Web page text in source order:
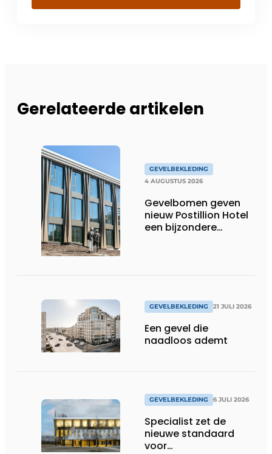
Gerelateerde artikelen
GEVELBEKLEDING
4 AUGUSTUS 2026
Gevelbomen geven
nieuw Postillion Hotel
een bijzondere
GEVELBEKLEDING 21 JULI 2026
Een gevel die
naadloos ademt
GEVELBEKLEDING 6 JULI 2026
Specialist zet de
nieuwe standaard
voor